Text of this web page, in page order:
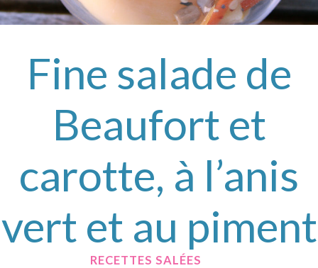
Fine salade de
Beaufort et
carotte, à l’anis
vert et au piment
RECETTES SALÉES